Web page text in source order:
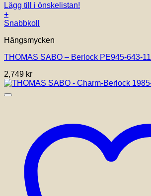
Lägg till i önskelistan!
+
Snabbkoll
Hängsmycken
THOMAS SABO – Berlock PE945-643-11
2,749 kr